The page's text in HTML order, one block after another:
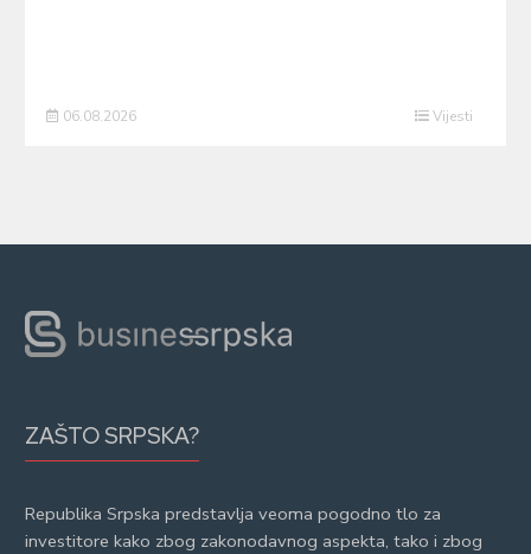
06.08.2026 Vijesti
ZAŠTO SRPSKA?
Republika Srpska predstavlja veoma pogodno tlo za
investitore kako zbog zakonodavnog aspekta, tako i zbog